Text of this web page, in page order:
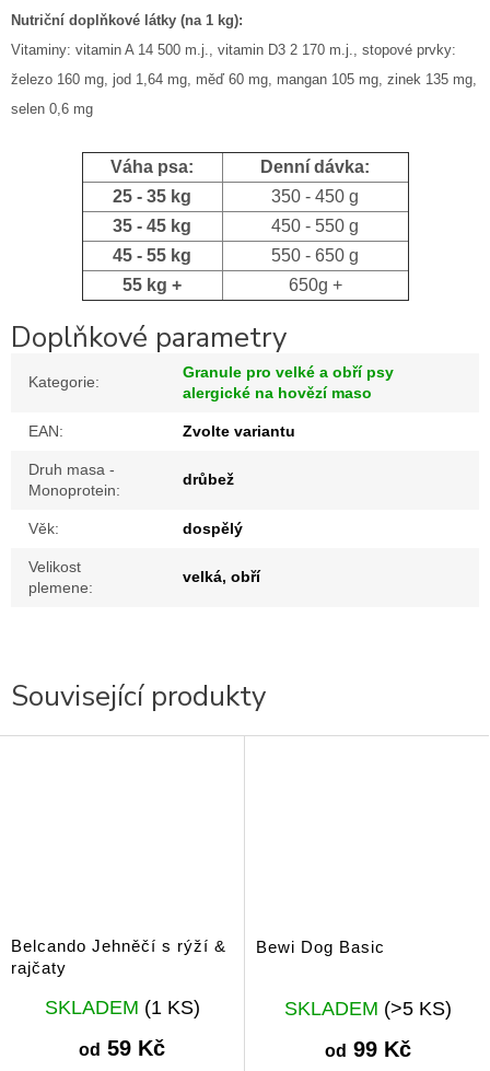
Související produkty
Belcando Jehněčí s rýží &
rajčaty
Průměrné
hodnocení
produktu
je
SKLADEM (1 KS)
od 59 Kč
Bewi Dog Basic
Průměrné
hodnocení
produktu
je
SKLADEM (>5 KS)
od 99 Kč
Nutriční doplňkové látky (na 1 kg):
Vitaminy: vitamin A 14 500 m.j., vitamin D3 2 170 m.j., stopové prvky:
železo 160 mg, jod 1,64 mg, měď 60 mg, mangan 105 mg, zinek 135 mg,
selen 0,6 mg
Váha psa:
Denní dávka:
25 - 35 kg
350 - 450 g
35 - 45 kg
450 - 550 g
45 - 55 kg
550 - 650 g
55 kg +
650g +
Doplňkové parametry
Kategorie:
Granule pro velké a obří psy
alergické na hovězí maso
EAN: Zvolte variantu
Druh masa -
Monoprotein:
drůbež
Věk: dospělý
Velikost
plemene:
velká, obří